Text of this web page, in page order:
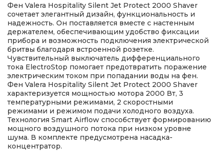
Фен Valera Hospitality Silent Jet Protect 2000 Shaver
сочетает элегантный дизайн, функциональность и
надежность. Он поставляется вместе с настенным
держателем, обеспечивающим удобство фиксации
прибора и возможность подключения электрической
бритвы благодаря встроенной розетке.
Чувствительный выключатель дифференциального
тока ElectroStop помогает предотвратить поражение
электрическим током при попадании воды на фен.
Фен Valera Hospitality Silent Jet Protect 2000 Shaver
характеризуется мощностью мотора 2000 Вт, 3
температурными режимами, 2 скоростными
режимами и режимом подачи холодного воздуха.
Технология Smart Airflow способствует формированию
мощного воздушного потока при низком уровне
шума. В комплекте предусмотрена насадка-
концентратор.